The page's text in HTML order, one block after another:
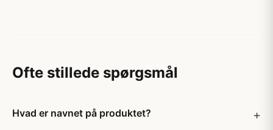
Ofte stillede spørgsmål
Hvad er navnet på produktet?